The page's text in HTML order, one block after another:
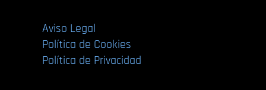
Aviso Legal
Política de Cookies
Política de Privacidad